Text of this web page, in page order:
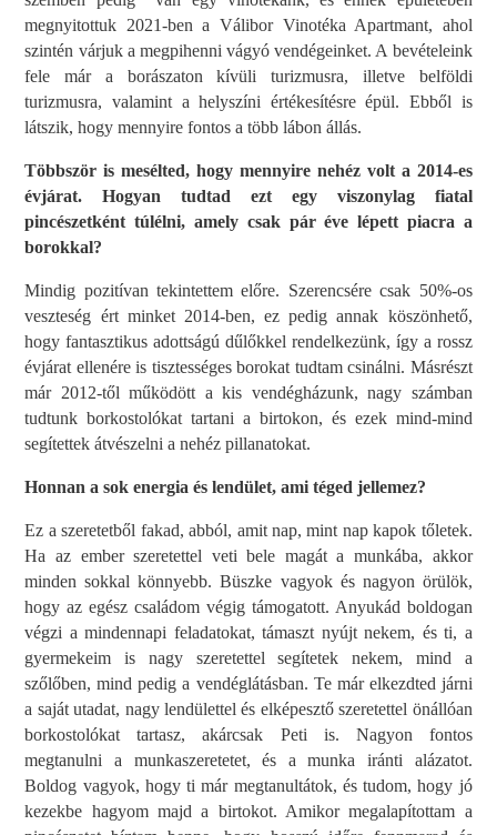
megnyitottuk 2021-ben a Válibor Vinotéka Apartmant, ahol
szintén várjuk a megpihenni vágyó vendégeinket. A bevételeink
fele már a borászaton kívüli turizmusra, illetve belföldi
turizmusra, valamint a helyszíni értékesítésre épül. Ebből is
látszik, hogy mennyire fontos a több lábon állás.
Többször is mesélted, hogy mennyire nehéz volt a 2014-es
évjárat. Hogyan tudtad ezt egy viszonylag fiatal
pincészetként túlélni, amely csak pár éve lépett piacra a
borokkal?
Mindig pozitívan tekintettem előre. Szerencsére csak 50%-os
veszteség ért minket 2014-ben, ez pedig annak köszönhető,
hogy fantasztikus adottságú dűlőkkel rendelkezünk, így a rossz
évjárat ellenére is tisztességes borokat tudtam csinálni. Másrészt
már 2012-től működött a kis vendégházunk, nagy számban
tudtunk borkostolókat tartani a birtokon, és ezek mind-mind
segítettek átvészelni a nehéz pillanatokat.
Honnan a sok energia és lendület, ami téged jellemez?
Ez a szeretetből fakad, abból, amit nap, mint nap kapok tőletek.
Ha az ember szeretettel veti bele magát a munkába, akkor
minden sokkal könnyebb. Büszke vagyok és nagyon örülök,
hogy az egész családom végig támogatott. Anyukád boldogan
végzi a mindennapi feladatokat, támaszt nyújt nekem, és ti, a
gyermekeim is nagy szeretettel segítetek nekem, mind a
szőlőben, mind pedig a vendéglátásban. Te már elkezdted járni
a saját utadat, nagy lendülettel és elképesztő szeretettel önállóan
borkostolókat tartasz, akárcsak Peti is. Nagyon fontos
megtanulni a munkaszeretetet, és a munka iránti alázatot.
Boldog vagyok, hogy ti már megtanultátok, és tudom, hogy jó
kezekbe hagyom majd a birtokot. Amikor megalapítottam a